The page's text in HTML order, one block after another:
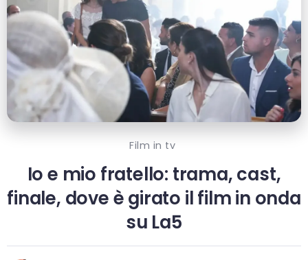
Film in tv
Io e mio fratello: trama, cast,
finale, dove è girato il film in onda
su La5